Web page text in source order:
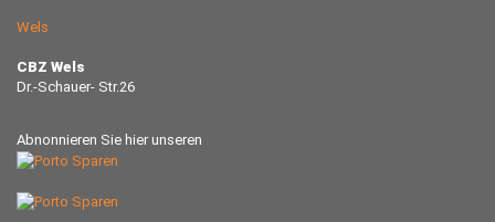
Wels
CBZ Wels
Dr.-Schauer- Str.26
Abnonnieren Sie hier unseren